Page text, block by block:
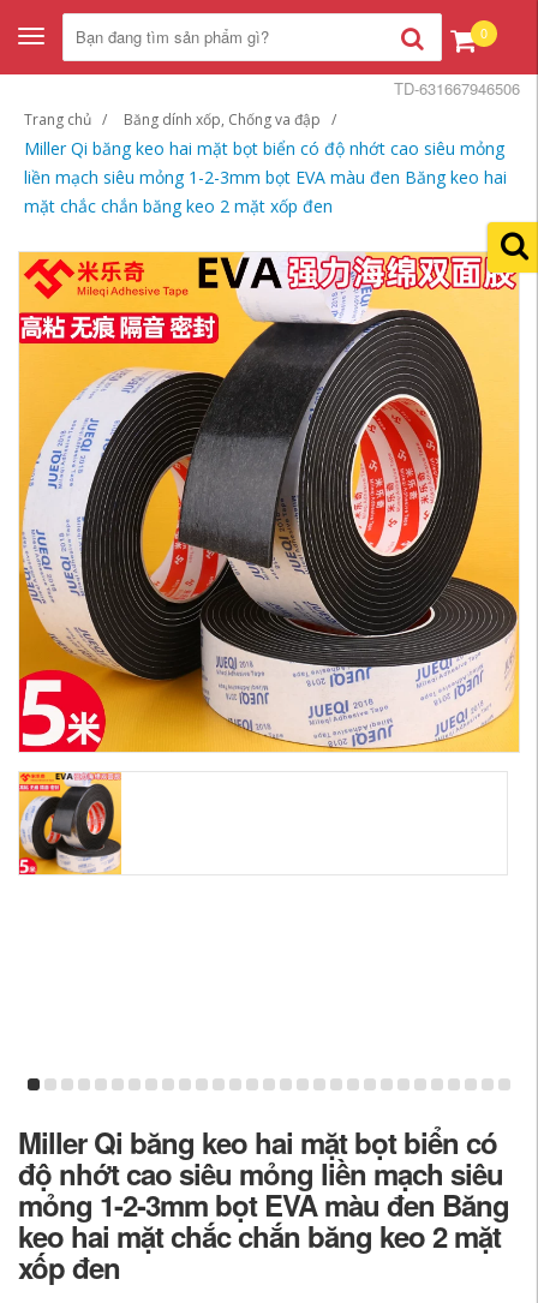
Toggle
navigation
0
Trang chủ Băng dính xốp, Chống va đập
Miller Qi băng keo hai mặt bọt biển có độ nhớt cao siêu mỏng
liền mạch siêu mỏng 1-2-3mm bọt EVA màu đen Băng keo hai
mặt chắc chắn băng keo 2 mặt xốp đen
TD-631667946506
Miller Qi băng keo hai mặt bọt biển có
độ nhớt cao siêu mỏng liền mạch siêu
mỏng 1-2-3mm bọt EVA màu đen Băng
keo hai mặt chắc chắn băng keo 2 mặt
xốp đen